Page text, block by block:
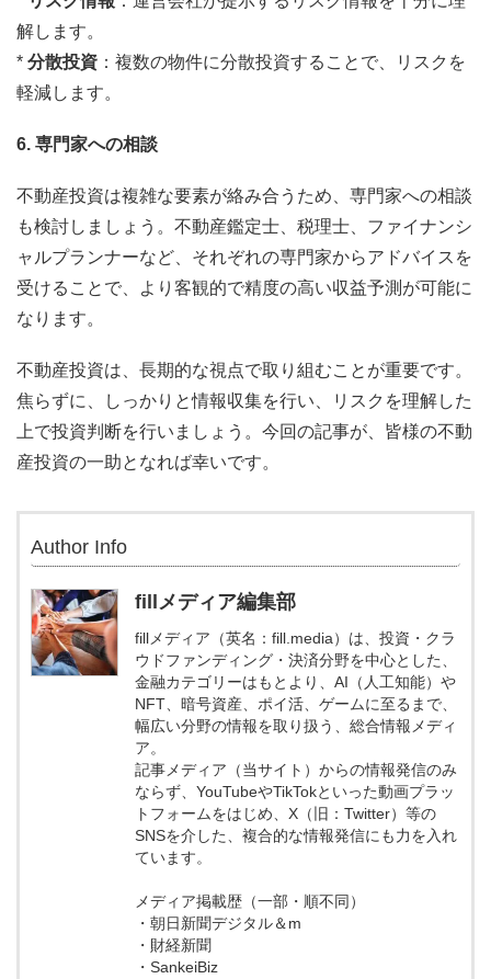
解します。
* 分散投資 ：複数の物件に分散投資することで、リスクを
軽減します。
6. 専門家への相談
不動産投資は複雑な要素が絡み合うため、専門家への相談
も検討しましょう。不動産鑑定士、税理士、ファイナンシ
ャルプランナーなど、それぞれの専門家からアドバイスを
受けることで、より客観的で精度の高い収益予測が可能に
なります。
不動産投資は、長期的な視点で取り組むことが重要です。
焦らずに、しっかりと情報収集を行い、リスクを理解した
上で投資判断を行いましょう。今回の記事が、皆様の不動
産投資の一助となれば幸いです。
Author Info
fillメディア編集部
fillメディア（英名：fill.media）は、投資・クラ
ウドファンディング・決済分野を中心とした、
金融カテゴリーはもとより、AI（人工知能）や
NFT、暗号資産、ポイ活、ゲームに至るまで、
幅広い分野の情報を取り扱う、総合情報メディ
ア。
記事メディア（当サイト）からの情報発信のみ
ならず、YouTubeやTikTokといった動画プラッ
トフォームをはじめ、X（旧：Twitter）等の
SNSを介した、複合的な情報発信にも力を入れ
ています。
メディア掲載歴（一部・順不同）
・朝日新聞デジタル＆m
・財経新聞
・SankeiBiz